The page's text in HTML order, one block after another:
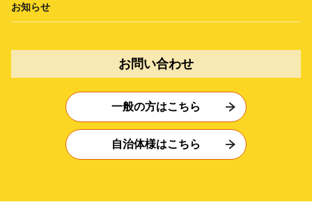
お知らせ
お問い合わせ
一般の方はこちら
自治体様はこちら